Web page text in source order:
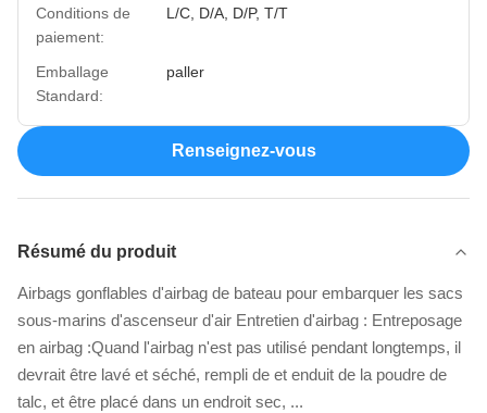
Conditions de
paiement:
L/C, D/A, D/P, T/T
Emballage
Standard:
paller
Renseignez-vous
Résumé du produit
Airbags gonflables d'airbag de bateau pour embarquer les sacs
sous-marins d'ascenseur d'air Entretien d'airbag : Entreposage
en airbag :Quand l'airbag n'est pas utilisé pendant longtemps, il
devrait être lavé et séché, rempli de et enduit de la poudre de
talc, et être placé dans un endroit sec, ...